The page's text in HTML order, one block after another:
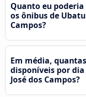
Quanto eu
os ônibus de
Campos?
Em média,
disponíveis por dia
José dos Campos?